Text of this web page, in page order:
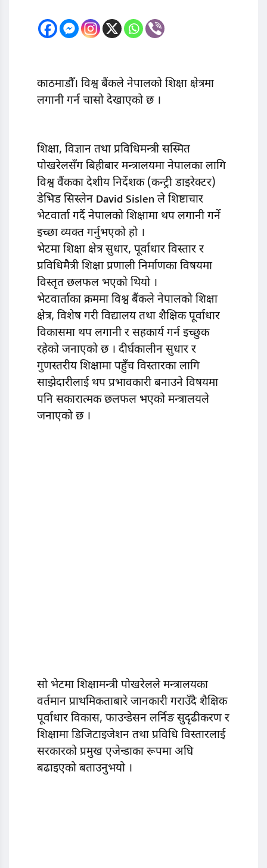
काठमाडौँ। विश्व बैंकले नेपालको शिक्षा क्षेत्रमा
लगानी गर्न चासो देखाएको छ ।
शिक्षा, विज्ञान तथा प्रविधिमन्त्री सस्मित
पोखरेलसँग बिहीबार मन्त्रालयमा नेपालका लागि
विश्व वैंकका देशीय निर्देशक (कन्ट्री डाइरेक्टर)
डेभिड सिस्लेन David Sislen ले शिष्टाचार
भेटवार्ता गर्दै नेपालको शिक्षामा थप लगानी गर्ने
इच्छा व्यक्त गर्नुभएको हो ।
भेटमा शिक्षा क्षेत्र सुधार, पूर्वाधार विस्तार र
प्रविधिमैत्री शिक्षा प्रणाली निर्माणका विषयमा
विस्तृत छलफल भएको थियो ।
भेटवार्ताका क्रममा विश्व बैंकले नेपालको शिक्षा
क्षेत्र, विशेष गरी विद्यालय तथा शैक्षिक पूर्वाधार
विकासमा थप लगानी र सहकार्य गर्न इच्छुक
रहेको जनाएको छ । दीर्घकालीन सुधार र
गुणस्तरीय शिक्षामा पहुँच विस्तारका लागि
साझेदारीलाई थप प्रभावकारी बनाउने विषयमा
पनि सकारात्मक छलफल भएको मन्त्रालयले
जनाएको छ ।
सो भेटमा शिक्षामन्त्री पोखरेलले मन्त्रालयका
वर्तमान प्राथमिकताबारे जानकारी गराउँदै शैक्षिक
पूर्वाधार विकास, फाउन्डेसन लर्निङ सुदृढीकरण र
शिक्षामा डिजिटाइजेशन तथा प्रविधि विस्तारलाई
सरकारको प्रमुख एजेन्डाका रूपमा अघि
बढाइएको बताउनुभयो ।